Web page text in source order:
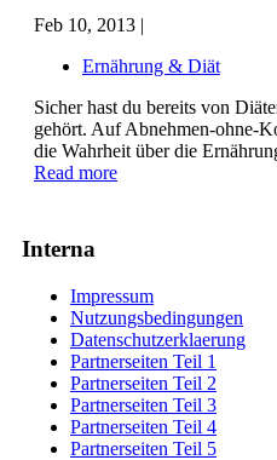
Feb 10, 2013 |
Ernährung & Diät
Sicher hast du bereits von
gehört. Auf Abnehmen-ohne-
die Wahrheit über die
Read more
Interna
Impressum
Nutzungsbedingungen
Datenschutzerklaerung
Partnerseiten Teil 1
Partnerseiten Teil 2
Partnerseiten Teil 3
Partnerseiten Teil 4
Partnerseiten Teil 5